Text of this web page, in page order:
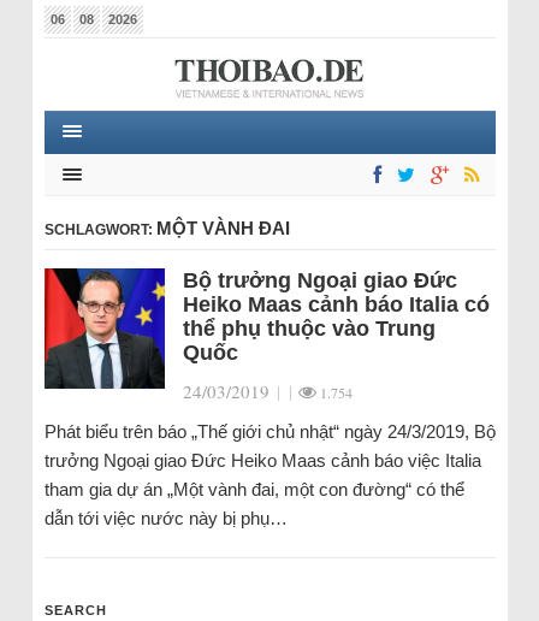
06 08 2026
SCHLAGWORT: MỘT VÀNH ĐAI
Bộ trưởng Ngoại giao Đức
Heiko Maas cảnh báo Italia có
thể phụ thuộc vào Trung
Quốc
24/03/2019 | | 1.754
Phát biểu trên báo „Thế giới chủ nhật“ ngày 24/3/2019, Bộ
trưởng Ngoại giao Đức Heiko Maas cảnh báo việc Italia
tham gia dự án „Một vành đai, một con đường“ có thể
dẫn tới việc nước này bị phụ…
SEARCH